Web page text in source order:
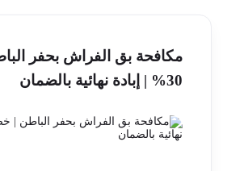
مكافحة بق الفراش بحفر
30% | إبادة نهائية بالضمان